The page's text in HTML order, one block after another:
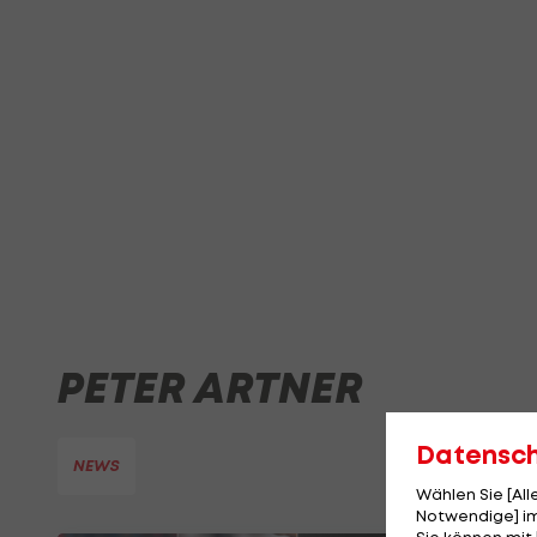
PETER ARTNER
NEWS
Wählen Sie
Notwendige]